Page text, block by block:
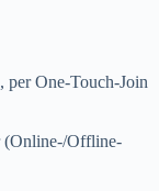
per One-Touch-Join
(Online-/Offline-